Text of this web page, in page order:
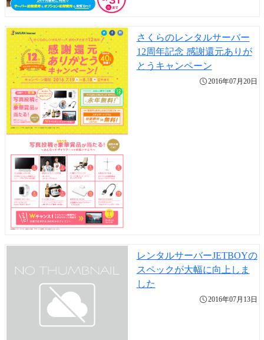
さくらのレンタルサーバー
12周年記念 感謝還元ありが
とうキャンペーン
2016年07月20日
レンタルサーバーJETBOYの
スペックが大幅に向上しま
した
2016年07月13日